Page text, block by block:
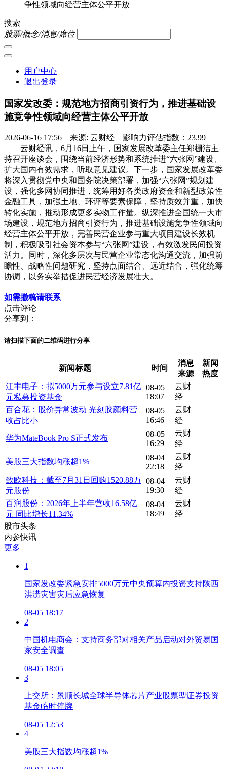
争性领域向经营主体公平开放
搜索
股票/概念/消息/席位
用户中心
退出登录
国家发改委：规范地方招商引资行为，推进基础设
施竞争性领域向经营主体公平开放
2026-06-16 17:56 来源: 云财经 影响力评估指数：23.99
云财经讯，6月16日上午，国家发展改革委主任郑栅洁主
持召开座谈会，围绕当前经济形势和系统推进“六张网”建设、
扩大国内有效需求，听取意见建议。下一步，国家发展改革委
将深入贯彻党中央和国务院决策部署，加强“六张网”规划建
设，强化多网协同推进，统筹用好各类政府资金和新型政策性
金融工具，加强土地、环评等要素保障，坚持质效并重，加快
转化实施，推动形成更多实物工作量。纵深推进全国统一大市
场建设，规范地方招商引资行为，推进基础设施竞争性领域向
经营主体公平开放，完善民营企业参与重大项目建设长效机
制，积极吸引社会资本参与“六张网”建设，有效激发民间投资
活力。同时，深化多层次与民营企业常态化沟通交流，加强前
瞻性、战略性问题研究，坚持点面结合、远近结合，强化统筹
协调，以务实举措促进民营经济发展壮大。
如需撤稿请联系
点击评论
分享到：
请扫描下面的二维码进行分享
新闻标题 时间
消息
来源
新闻
热度
江丰电子：拟5000万元参与设立7.81亿
元私募投资基金
08-05
18:07
云财
经
百合花：股价异常波动 光刻胶颜料营
收占比小
08-05
16:46
云财
经
华为MateBook Pro S正式发布
08-05
16:29
云财
经
美股三大指数均涨超1%
08-04
22:18
云财
经
致欧科技：截至7月31日回购1520.88万
元股份
08-04
19:30
云财
经
百润股份：2026年上半年营收16.58亿
元 同比增长11.34%
08-04
18:49
云财
经
股市头条
内参快讯
更多
1
国家发改委紧急安排5000万元中央预算内投资支持陕西
洪涝灾害灾后应急恢复
08-05 18:17
2
中国机电商会：支持商务部对相关产品启动对外贸易国
家安全调查
08-05 18:05
3
上交所：景顺长城全球半导体芯片产业股票型证券投资
基金临时停牌
08-05 12:53
4
美股三大指数均涨超1%